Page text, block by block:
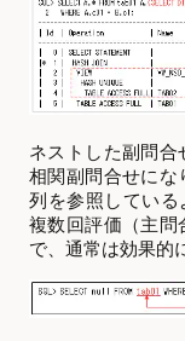
ネストした副問
相関副問合せに
列を参照している
複数回評価（主
で、通常は効果的